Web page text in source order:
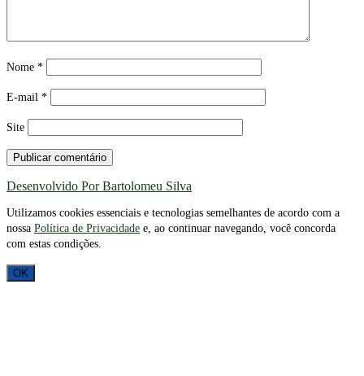
Nome *
E-mail *
Site
Desenvolvido Por Bartolomeu Silva
Utilizamos cookies essenciais e tecnologias semelhantes de acordo com a
nossa Política de Privacidade e, ao continuar navegando, você concorda
com estas condições.
OK